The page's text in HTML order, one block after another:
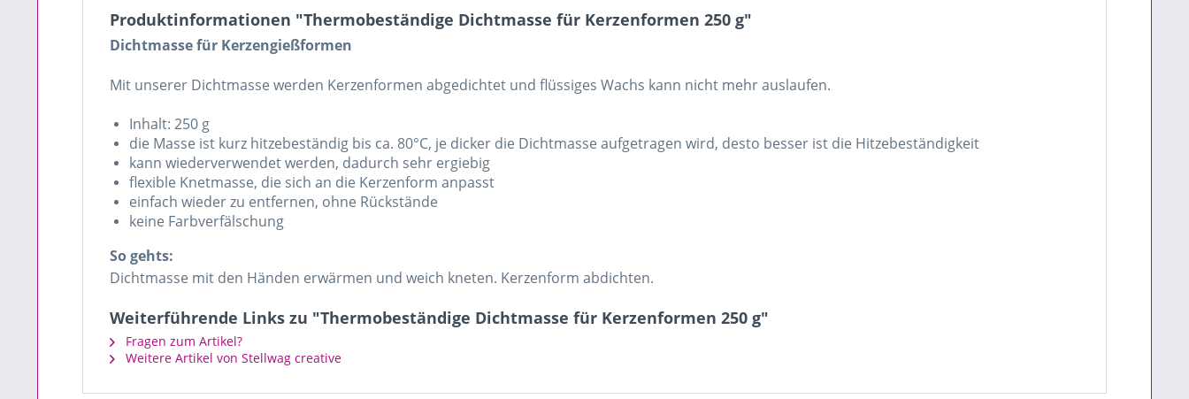
Produktinformationen "Thermobeständige Dichtmasse für Kerzenformen 250 g"
Dichtmasse für Kerzengießformen
Mit unserer Dichtmasse werden Kerzenformen abgedichtet und flüssiges Wachs kann nicht mehr auslaufen.
Inhalt: 250 g
die Masse ist kurz hitzebeständig bis ca. 80°C, je dicker die Dichtmasse aufgetragen wird, desto besser ist die Hitzebeständigkeit
kann wiederverwendet werden, dadurch sehr ergiebig
flexible Knetmasse, die sich an die Kerzenform anpasst
einfach wieder zu entfernen, ohne Rückstände
keine Farbverfälschung
So gehts:
Dichtmasse mit den Händen erwärmen und weich kneten. Kerzenform abdichten.
Weiterführende Links zu "Thermobeständige Dichtmasse für Kerzenformen 250 g"
Fragen zum Artikel?
Weitere Artikel von Stellwag creative